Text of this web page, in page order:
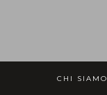
CHI SIAMO